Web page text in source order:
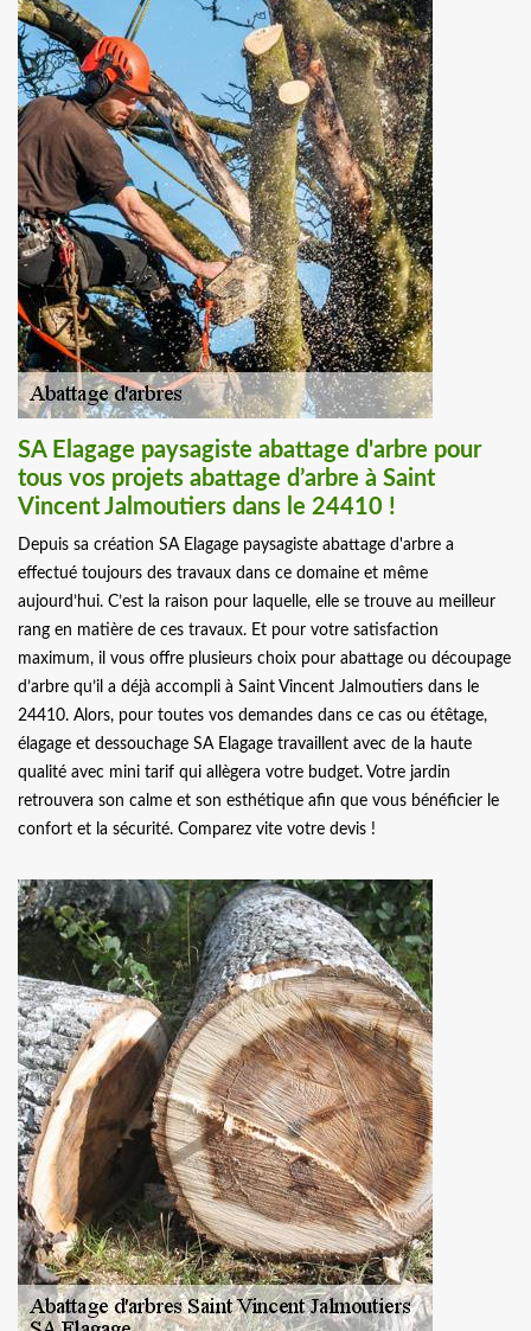
SA Elagage paysagiste abattage d'arbre pour
tous vos projets abattage d’arbre à Saint
Vincent Jalmoutiers dans le 24410 !
Depuis sa création SA Elagage paysagiste abattage d'arbre a
effectué toujours des travaux dans ce domaine et même
aujourd’hui. C’est la raison pour laquelle, elle se trouve au meilleur
rang en matière de ces travaux. Et pour votre satisfaction
maximum, il vous offre plusieurs choix pour abattage ou découpage
d’arbre qu’il a déjà accompli à Saint Vincent Jalmoutiers dans le
24410. Alors, pour toutes vos demandes dans ce cas ou étêtage,
élagage et dessouchage SA Elagage travaillent avec de la haute
qualité avec mini tarif qui allègera votre budget. Votre jardin
retrouvera son calme et son esthétique afin que vous bénéficier le
confort et la sécurité. Comparez vite votre devis !